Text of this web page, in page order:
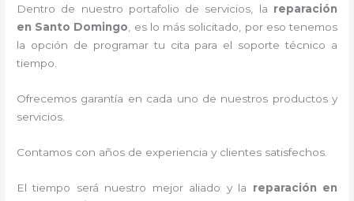
Dentro de nuestro portafolio de servicios, la reparación
en Santo Domingo , es lo más solicitado, por eso tenemos
la opción de programar tu cita para el soporte técnico a
tiempo.
Ofrecemos garantía en cada uno de nuestros productos y
servicios.
Contamos con años de experiencia y clientes satisfechos.
El tiempo será nuestro mejor aliado y la reparación en